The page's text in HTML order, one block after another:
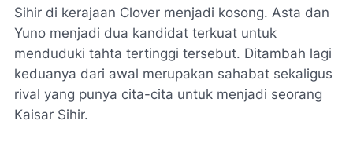
Sihir di kerajaan Clover menjadi kosong. Asta dan
Yuno menjadi dua kandidat terkuat untuk
menduduki tahta tertinggi tersebut. Ditambah lagi
keduanya dari awal merupakan sahabat sekaligus
rival yang punya cita-cita untuk menjadi seorang
Kaisar Sihir.